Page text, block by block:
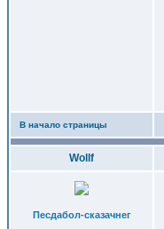
В начало страницы
Wollf
Песдабол-сказачнег